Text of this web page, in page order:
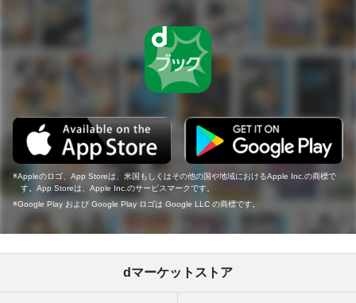
Appleのロゴ、App Storeは、米国もしくはその他の国や地域におけるApple Inc.の商標で
す。App Storeは、Apple Inc.のサービスマークです。
Google Play および Google Play ロゴは Google LLC の商標です。
dマーケットストア